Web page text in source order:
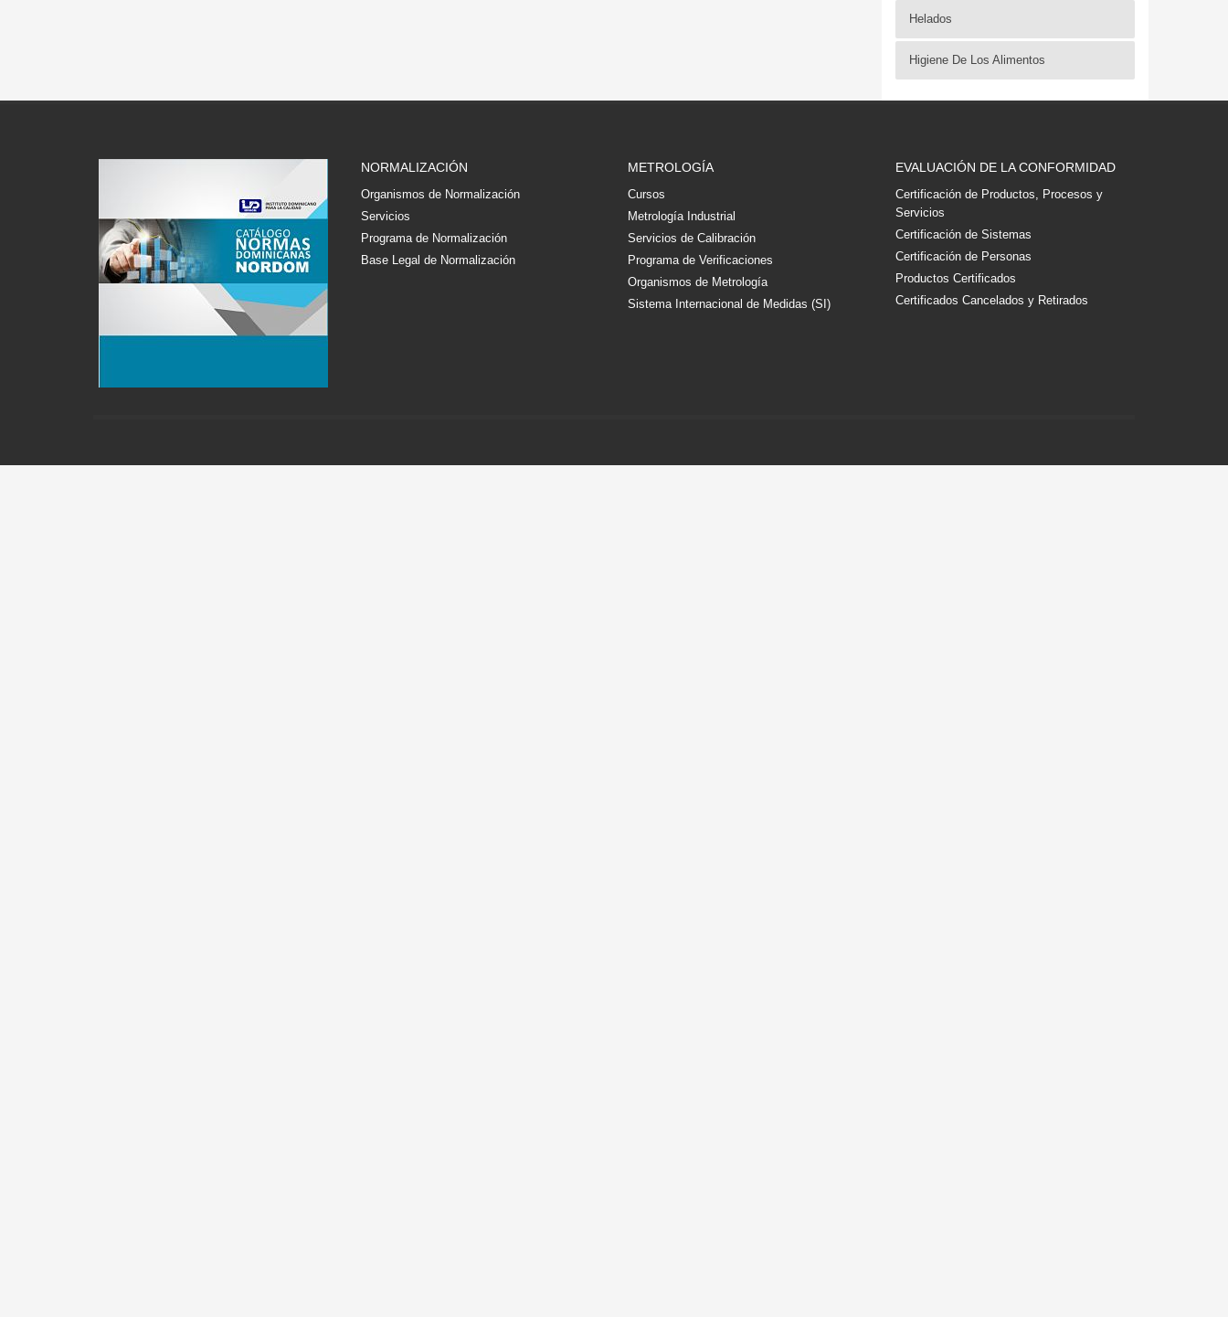
Helados
Higiene De Los Alimentos
NORMALIZACIÓN
Organismos de Normalización
Servicios
Programa de Normalización
Base Legal de Normalización
METROLOGÍA
Cursos
Metrología Industrial
Servicios de Calibración
Programa de Verificaciones
Organismos de Metrología
Sistema Internacional de Medidas (SI)
EVALUACIÓN DE LA CONFORMIDAD
Certificación de Productos, Procesos y
Servicios
Certificación de Sistemas
Certificación de Personas
Productos Certificados
Certificados Cancelados y Retirados